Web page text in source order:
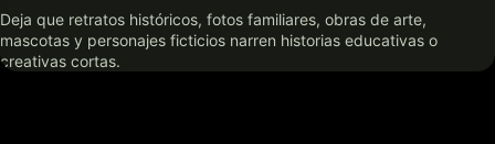
Deja que retratos históricos, fotos familiares, obras de arte,
mascotas y personajes ficticios narren historias educativas o
creativas cortas.